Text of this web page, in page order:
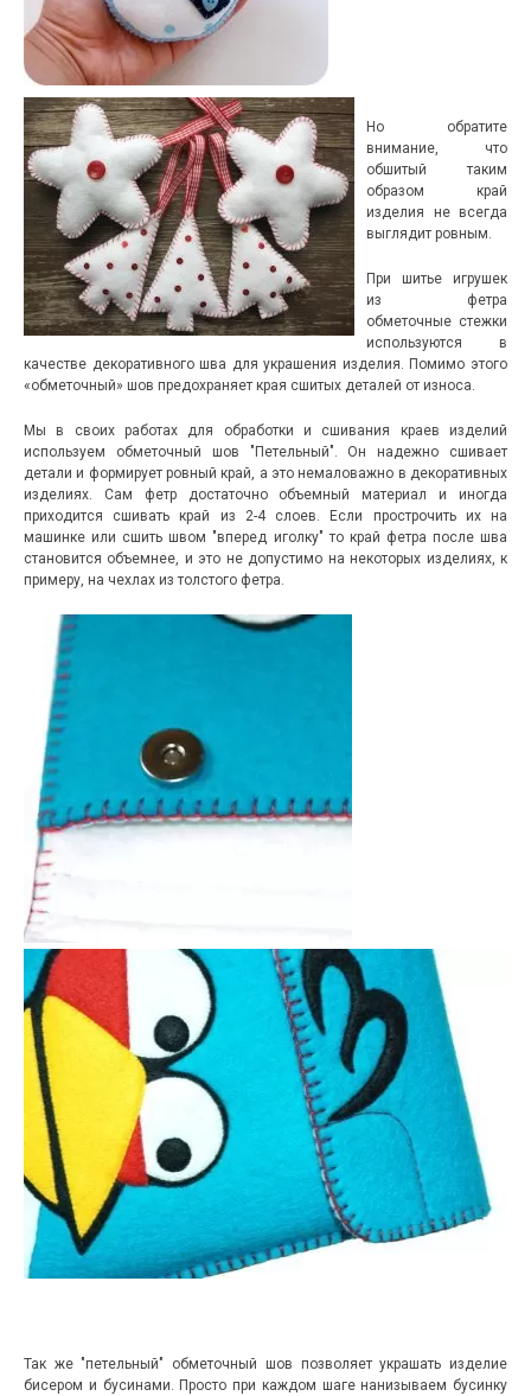
Но обратите
внимание, что
обшитый таким
образом край
изделия не всегда
выглядит ровным.
При шитье игрушек
из фетра
обметочные стежки
используются в
качестве декоративного шва для украшения изделия. Помимо этого
«обметочный» шов предохраняет края сшитых деталей от износа.
Мы в своих работах для обработки и сшивания краев изделий
используем обметочный шов "Петельный". Он надежно сшивает
детали и формирует ровный край, а это немаловажно в декоративных
изделиях. Сам фетр достаточно объемный материал и иногда
приходится сшивать край из 2-4 слоев. Если прострочить их на
машинке или сшить швом "вперед иголку" то край фетра после шва
становится объемнее, и это не допустимо на некоторых изделиях, к
примеру, на чехлах из толстого фетра.
Так же "петельный" обметочный шов позволяет украшать изделие
бисером и бусинами. Просто при каждом шаге нанизываем бусинку